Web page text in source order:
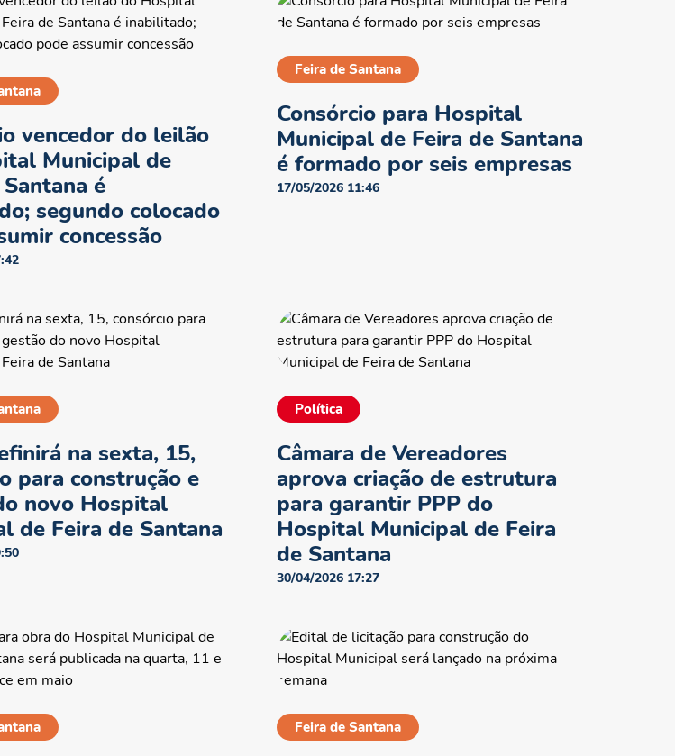
vencedor do leilão
Municipal de
é
segundo colocado
concessão
Feira de Santana
Consórcio para Hospital
Municipal de Feira de Santana
é formado por seis empresas
17/05/2026 11:46
na sexta, 15,
para construção e
novo Hospital
de Feira de Santana
Política
Câmara de Vereadores
aprova criação de estrutura
para garantir PPP do
Hospital Municipal de Feira
de Santana
30/04/2026 17:27
Feira de Santana